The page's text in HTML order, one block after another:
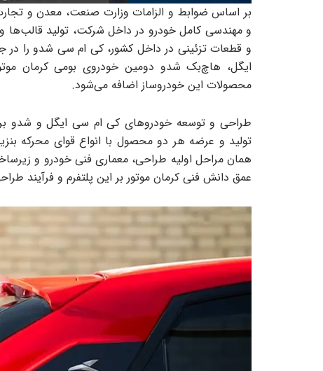
بر اساس ضوابط و الزامات وزارت صنعت، معدن و
و مهندسی کامل خودرو در داخل شرکت، تولید قالب‌ها
و قطعات تزئینی در داخل کشور، کی ام سی شدو را در
ایگل، هاچ‌بک شدو دومین خودروی بومی کرمان
محصولات این خودروساز اضافه می‌شود.
تولید و عرضه هر دو محصول با انواع قوای محرکه
همان مراحل اولیه طراحی، معماری فنی خودرو و
عمق دانش فنی کرمان موتور بر این پلتفرم و فرآیند